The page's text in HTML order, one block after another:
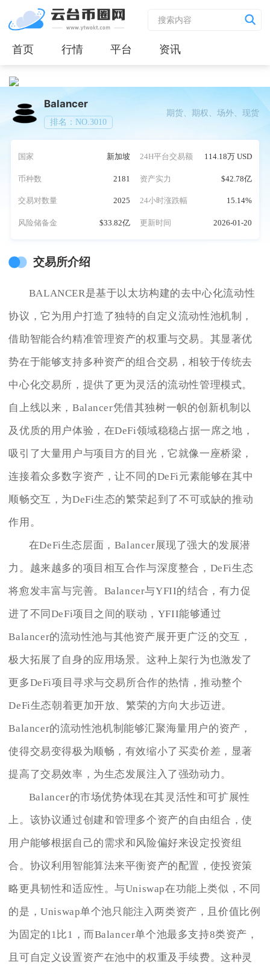
首页 行情 平台 资讯
Balancer
排名：NO.3010
期货、期权、场外、现货
国家 新加坡 24H平台交易额 114.18万 USD
币种数 2181 资产实力 $42.78亿
交易对数量 2025 24小时涨跌幅 15.14%
风险储备金 $33.82亿 更新时间 2026-01-20
交易所介绍
BALANCER是基于以太坊构建的去中心化流动性
协议，它为用户打造了独特的自定义流动性池机制，
借助智能合约精准管理资产的权重与交易。其显著优
势在于能够支持多种资产的组合交易，相较于传统去
中心化交易所，提供了更为灵活的流动性管理模式。
自上线以来，Balancer凭借其独树一帜的创新机制以
及优质的用户体验，在DeFi领域稳稳占据一席之地，
吸引了大量用户与项目方的目光，它就像一座桥梁，
连接着众多数字资产，让不同的DeFi元素能够在其中
顺畅交互，为DeFi生态的繁荣起到了不可或缺的推动
作用。
在DeFi生态层面，Balancer展现了强大的发展潜
力。越来越多的项目相互合作与深度整合，DeFi生态
将愈发丰富与完善。Balancer与YFII的结合，有力促
进了不同DeFi项目之间的联动，YFII能够通过
Balancer的流动性池与其他资产展开更广泛的交互，
极大拓展了自身的应用场景。这种上架行为也激发了
更多DeFi项目寻求与交易所合作的热情，推动整个
DeFi生态朝着更加开放、繁荣的方向大步迈进。
Balancer的流动性池机制能够汇聚海量用户的资产，
使得交易变得极为顺畅，有效缩小了买卖价差，显著
提高了交易效率，为生态发展注入了强劲动力。
Balancer的市场优势体现在其灵活性和可扩展性
上。该协议通过创建和管理多个资产的自由组合，使
用户能够根据自己的需求和风险偏好来设定投资组
合。协议利用智能算法来平衡资产的配置，使投资策
略更具韧性和适应性。与Uniswap在功能上类似，不同
的是，Uniswap单个池只能注入两类资产，且价值比例
为固定的1比1，而Balancer单个池最多支持8类资产，
且可自定义设置资产在池中的权重及手续费。这种灵